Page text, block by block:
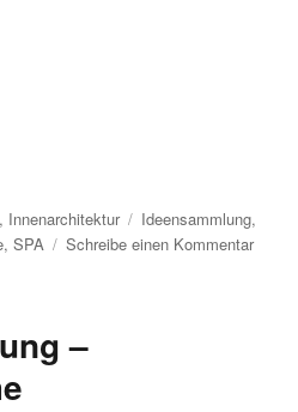
, Innenarchitektur Schlagwörter
Ideensammlung,
,SPA Schreibe einen Kommentarzu
–